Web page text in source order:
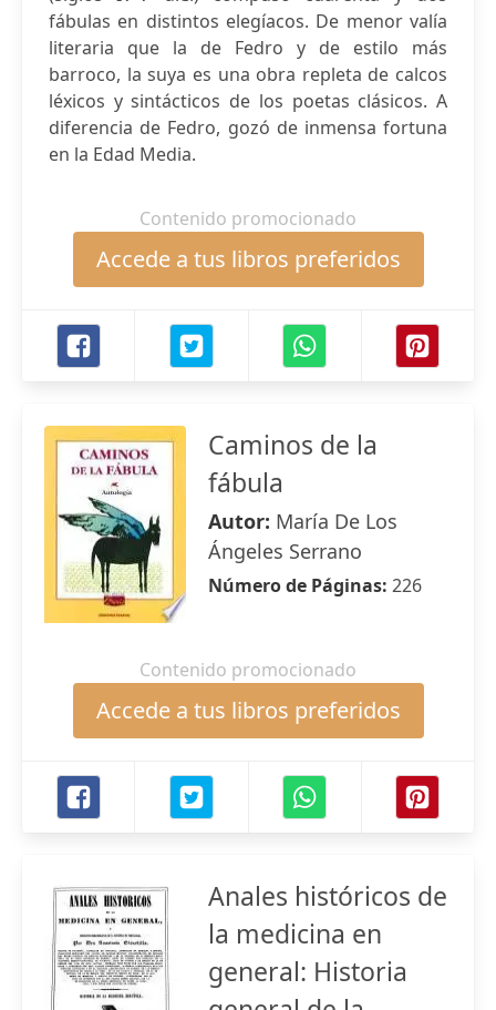
fábulas en distintos elegíacos. De menor valía
literaria que la de Fedro y de estilo más
barroco, la suya es una obra repleta de calcos
léxicos y sintácticos de los poetas clásicos. A
diferencia de Fedro, gozó de inmensa fortuna
en la Edad Media.
Contenido promocionado
Accede a tus libros preferidos
Caminos de la
fábula
Autor: María De Los
Ángeles Serrano
Número de Páginas: 226
Contenido promocionado
Accede a tus libros preferidos
Anales históricos de
la medicina en
general: Historia